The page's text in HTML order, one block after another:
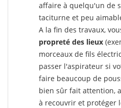
affaire à quelqu'un de
taciturne et peu
A la fin des travaux,
propreté des lieux
morceaux de fils
passer l'aspirateur si
faire beaucoup de
bien sûr fait attention,
à recouvrir et protéger